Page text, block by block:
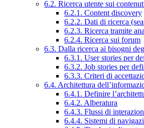
6.2. Ricerca utente sui
6.2.1. Content discovery
6.2.2. Dati di ricerca
6.2.3. Ricerca tramite
6.2.4. Ricerca sui forum
6.3. Dalla ricerca ai bisogni
6.3.1. User stories per
6.3.2. Job stories per
6.3.3. Criteri di
6.4. Architettura
6.4.1. Definire
6.4.2. Alberatura
6.4.3. Flussi di
6.4.4. Sistemi di